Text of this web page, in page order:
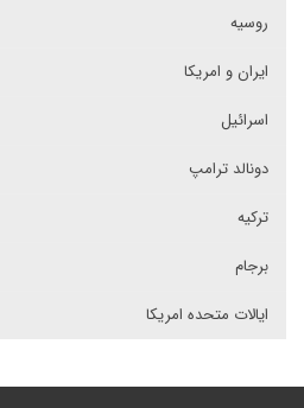
روسیه
ایران و امریکا
اسرائیل
دونالد ترامپ
ترکیه
برجام
ایالات متحده امریکا